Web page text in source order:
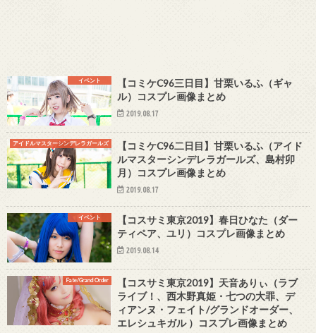
イベント
【コミケC96三日目】甘栗いるふ（ギャ
ル）コスプレ画像まとめ
2019.08.17
アイドルマスターシンデレラガールズ
【コミケC96二日目】甘栗いるふ（アイド
ルマスターシンデレラガールズ、島村卯
月）コスプレ画像まとめ
2019.08.17
イベント
【コスサミ東京2019】春日ひなた（ダー
ティペア、ユリ）コスプレ画像まとめ
2019.08.14
Fate/Grand Order
【コスサミ東京2019】天音ありぃ（ラブ
ライブ！、西木野真姫・七つの大罪、デ
ィアンヌ・フェイト/グランドオーダー、
エレシュキガル ）コスプレ画像まとめ